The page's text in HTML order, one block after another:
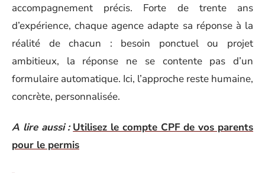
accompagnement précis. Forte de trente ans
d’expérience, chaque agence adapte sa réponse à la
réalité de chacun : besoin ponctuel ou projet
ambitieux, la réponse ne se contente pas d’un
formulaire automatique. Ici, l’approche reste humaine,
concrète, personnalisée.
A lire aussi : Utilisez le compte CPF de vos parents
pour le permis